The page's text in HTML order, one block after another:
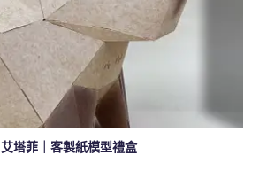
艾塔菲｜客製紙模型禮盒